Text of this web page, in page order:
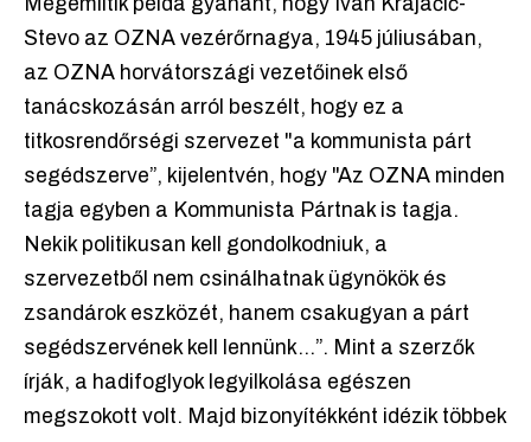
Stevo az OZNA vezérőrnagya, 1945 júliusában,
az OZNA horvátországi vezetőinek első
tanácskozásán arról beszélt, hogy ez a
titkosrendőrségi szervezet "a kommunista párt
segédszerve”, kijelentvén, hogy "Az OZNA minden
tagja egyben a Kommunista Pártnak is tagja.
Nekik politikusan kell gondolkodniuk, a
szervezetből nem csinálhatnak ügynökök és
zsandárok eszközét, hanem csakugyan a párt
segédszervének kell lennünk...”. Mint a szerzők
írják, a hadifoglyok legyilkolása egészen
megszokott volt. Majd bizonyítékként idézik többek